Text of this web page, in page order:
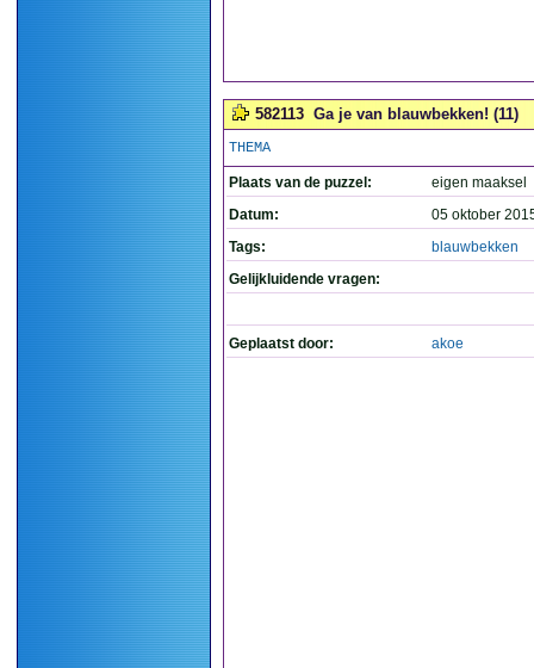
582113 Ga je van blauwbekken! (11)
THEMA
Plaats van de puzzel:
eigen maaksel
Datum:
05 oktober
Tags:
blauwbekken
Gelijkluidende vragen:
Geplaatst door: akoe